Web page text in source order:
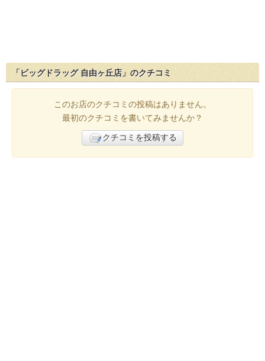
「ビッグドラッグ 自由ヶ丘店」のクチコミ
このお店のクチコミの投稿はありません。
最初のクチコミを書いてみませんか？
クチコミを投稿する